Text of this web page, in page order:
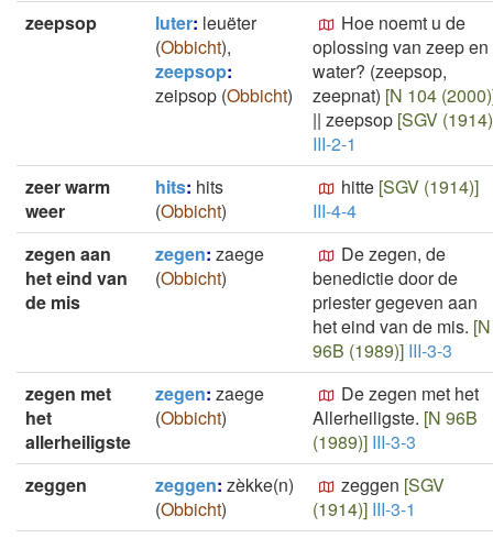
zeepsop
luter: leuëter
(Obbicht),
zeepsop:
zeipsop (Obbicht)
Hoe noemt u de
oplossing van zeep en
water? (zeepsop,
zeepnat) [N 104
|| zeepsop [SGV
III-2-1
zeer warm
weer
hits: hits
(Obbicht)
hitte [SGV (1914)]
III-4-4
zegen aan
het eind van
de mis
zegen: zaege
(Obbicht)
De zegen, de
benedictie door de
priester gegeven aan
het eind van de mis. [N
96B (1989)] III-3-3
zegen met
het
allerheiligste
zegen: zaege
(Obbicht)
De zegen met het
Allerheiligste. [N 96B
(1989)] III-3-3
zeggen
zeggen: zèkke(n)
(Obbicht)
zeggen [SGV
(1914)] III-3-1